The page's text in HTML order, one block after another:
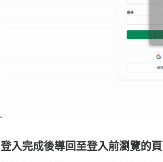
登入完成後導回至登入前瀏覽的